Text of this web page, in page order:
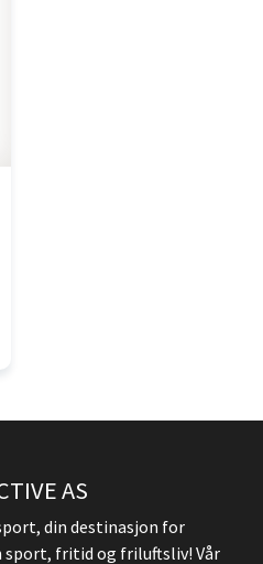
AS
din destinasjon for
fritid og friluftsliv! Vår